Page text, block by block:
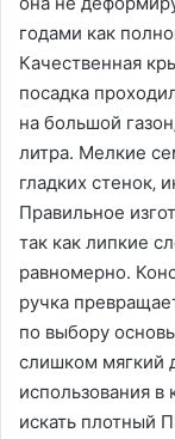
годами как
Качественная
посадка
на большой
литра. Мелкие
гладких стенок‚
Правильное
так как липкие
равномерно.
ручка
по выбору
слишком мягкий
использования в
искать плотный